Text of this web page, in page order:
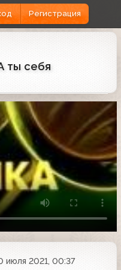
Регистрация
ты себя
июля 2021, 00:37